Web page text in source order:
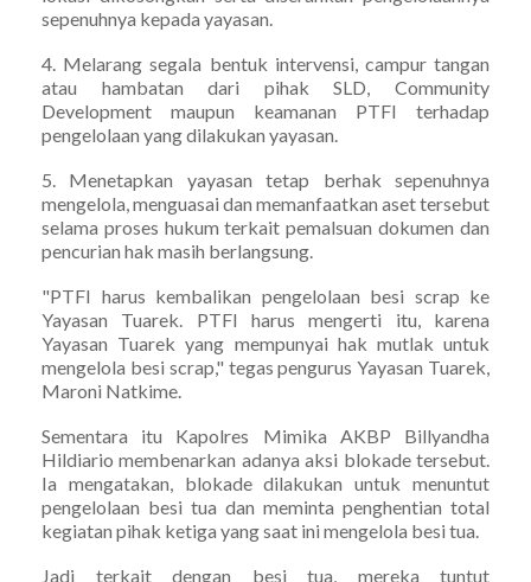
sepenuhnya kepada yayasan.
4. Melarang segala bentuk intervensi, campur tangan
atau hambatan dari pihak SLD, Community
Development maupun keamanan PTFI terhadap
pengelolaan yang dilakukan yayasan.
5. Menetapkan yayasan tetap berhak sepenuhnya
mengelola, menguasai dan memanfaatkan aset tersebut
selama proses hukum terkait pemalsuan dokumen dan
pencurian hak masih berlangsung.
"PTFI harus kembalikan pengelolaan besi scrap ke
Yayasan Tuarek. PTFI harus mengerti itu, karena
Yayasan Tuarek yang mempunyai hak mutlak untuk
mengelola besi scrap," tegas pengurus Yayasan Tuarek,
Maroni Natkime.
Sementara itu Kapolres Mimika AKBP Billyandha
Hildiario membenarkan adanya aksi blokade tersebut.
Ia mengatakan, blokade dilakukan untuk menuntut
pengelolaan besi tua dan meminta penghentian total
kegiatan pihak ketiga yang saat ini mengelola besi tua.
Jadi terkait dengan besi tua, mereka tuntut